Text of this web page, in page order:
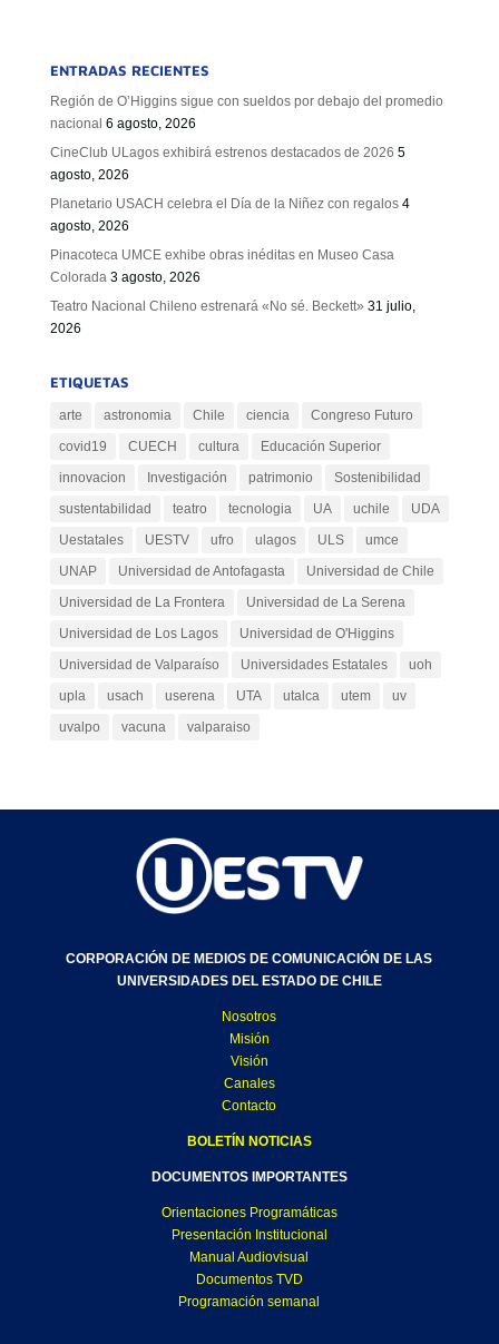
ENTRADAS RECIENTES
Región de O’Higgins sigue con sueldos por debajo del promedio
nacional 6 agosto, 2026
CineClub ULagos exhibirá estrenos destacados de 2026 5
agosto, 2026
Planetario USACH celebra el Día de la Niñez con regalos 4
agosto, 2026
Pinacoteca UMCE exhibe obras inéditas en Museo Casa
Colorada 3 agosto, 2026
Teatro Nacional Chileno estrenará «No sé. Beckett» 31 julio,
2026
ETIQUETAS
arte astronomia Chile ciencia
Congreso Futuro
covid19
CUECH cultura
Educación Superior
innovacion
Investigación patrimonio
Sostenibilidad
sustentabilidad
teatro tecnologia UA uchile
UDA
Uestatales
UESTV ufro ulagos ULS
umce
UNAP
Universidad de Antofagasta
Universidad de Chile
Universidad de La Frontera
Universidad de La Serena
Universidad de Los Lagos
Universidad de O'Higgins
Universidad de Valparaíso
Universidades Estatales
uoh
upla
usach userena UTA utalca utem
uv
uvalpo
vacuna valparaiso
CORPORACIÓN DE MEDIOS DE COMUNICACIÓN DE LAS
UNIVERSIDADES DEL ESTADO DE CHILE
Nosotros
Misión
Visión
Canales
Contacto
BOLETÍN NOTICIAS
DOCUMENTOS IMPORTANTES
Orientaciones Programáticas
Presentación Institucional
Manual Audiovisual
Documentos TVD
Programación semanal